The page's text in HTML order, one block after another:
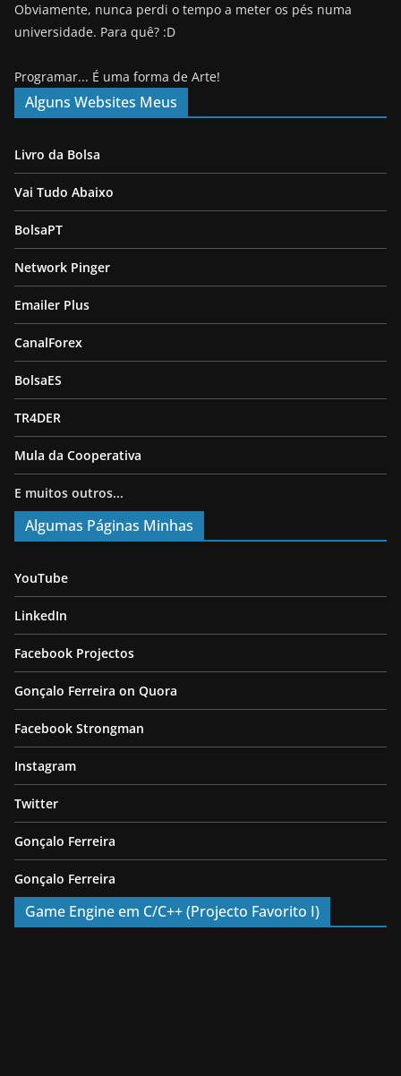
Obviamente, nunca perdi o tempo a meter os pés numa
universidade. Para quê? :D
Programar... É uma forma de Arte!
Alguns Websites Meus
Livro da Bolsa
Vai Tudo Abaixo
BolsaPT
Network Pinger
Emailer Plus
CanalForex
BolsaES
TR4DER
Mula da Cooperativa
E muitos outros...
Algumas Páginas Minhas
YouTube
LinkedIn
Facebook Projectos
Gonçalo Ferreira on Quora
Facebook Strongman
Instagram
Twitter
Gonçalo Ferreira
Gonçalo Ferreira
Game Engine em C/C++ (Projecto Favorito I)